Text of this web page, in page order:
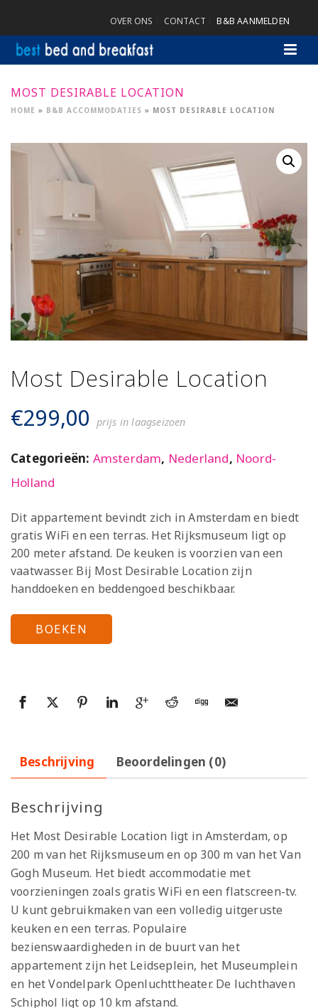
OVER ONS CONTACT B&B AANMELDEN
MOST DESIRABLE LOCATION
HOME » B&B ACCOMMODATIES » MOST DESIRABLE LOCATION
Most Desirable Location
€299,00 prijs in laagseizoen
Categorieën: Amsterdam, Nederland, Noord-
Holland
Dit appartement bevindt zich in Amsterdam en biedt
gratis WiFi en een terras. Het Rijksmuseum ligt op
200 meter afstand. De keuken is voorzien van een
vaatwasser. Bij Most Desirable Location zijn
handdoeken en beddengoed beschikbaar.
BOEKEN
Beschrijving Beoordelingen (0)
Beschrijving
Het Most Desirable Location ligt in Amsterdam, op
200 m van het Rijksmuseum en op 300 m van het Van
Gogh Museum. Het biedt accommodatie met
voorzieningen zoals gratis WiFi en een flatscreen-tv.
U kunt gebruikmaken van een volledig uitgeruste
keuken en een terras. Populaire
bezienswaardigheden in de buurt van het
appartement zijn het Leidseplein, het Museumplein
en het Vondelpark Openluchttheater. De luchthaven
Schiphol ligt op 10 km afstand.